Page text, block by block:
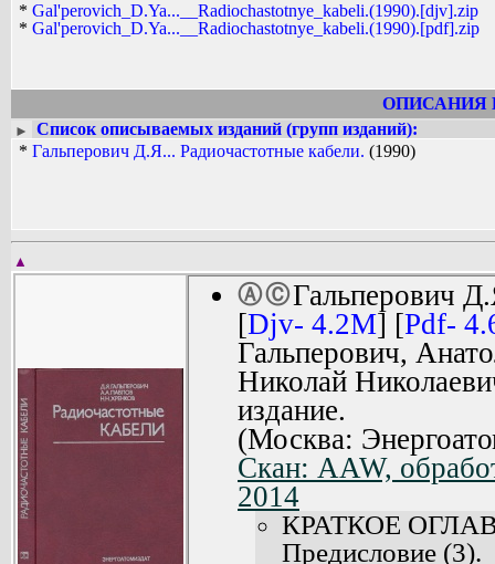
* Gal'perovich_D.Ya...__Radiochastotnye_kabeli.(1990).[djv].zip
* Gal'perovich_D.Ya...__Radiochastotnye_kabeli.(1990).[pdf].zip
ОПИСАНИЯ
►
Список описываемых изданий (групп изданий):
* Гальперович Д.Я... Радиочастотные кабели. (1990)
▲
ⒶⒸГальперович
[Djv- 4.2M] [Pdf-
Гальперович,
Николай
издание.
(Москва:
Скан: AAW,
2014
КРАТКОЕ
Предисловие (3).